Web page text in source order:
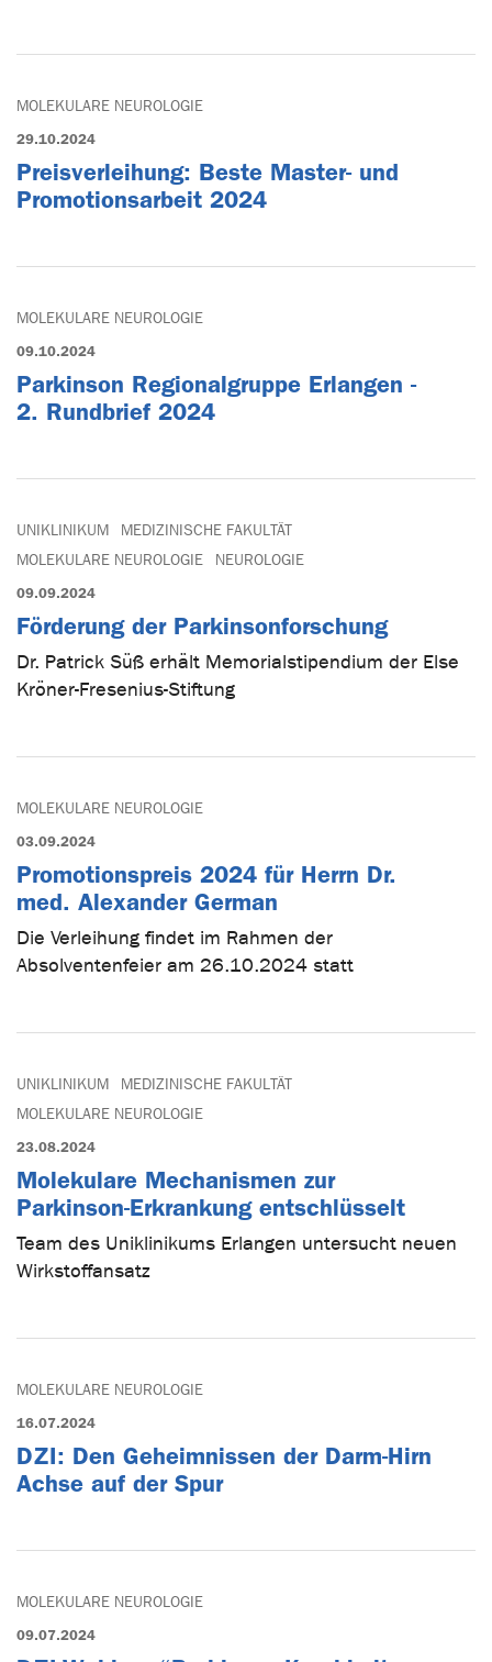
MOLEKULARE NEUROLOGIE
29.10.2024
Preisverleihung: Beste Master- und
Promotionsarbeit 2024
MOLEKULARE NEUROLOGIE
09.10.2024
Parkinson Regionalgruppe Erlangen -
2. Rundbrief 2024
UNIKLINIKUM
MEDIZINISCHE FAKULTÄT
MOLEKULARE NEUROLOGIE
NEUROLOGIE
09.09.2024
Förderung der Parkinsonforschung
Dr. Patrick Süß erhält Memorialstipendium der Else
Kröner-Fresenius-Stiftung
MOLEKULARE NEUROLOGIE
03.09.2024
Promotionspreis 2024 für Herrn Dr.
med. Alexander German
Die Verleihung findet im Rahmen der
Absolventenfeier am 26.10.2024 statt
UNIKLINIKUM
MEDIZINISCHE FAKULTÄT
MOLEKULARE NEUROLOGIE
23.08.2024
Molekulare Mechanismen zur
Parkinson-Erkrankung entschlüsselt
Team des Uniklinikums Erlangen untersucht neuen
Wirkstoffansatz
MOLEKULARE NEUROLOGIE
16.07.2024
DZI: Den Geheimnissen der Darm-Hirn
Achse auf der Spur
MOLEKULARE NEUROLOGIE
09.07.2024